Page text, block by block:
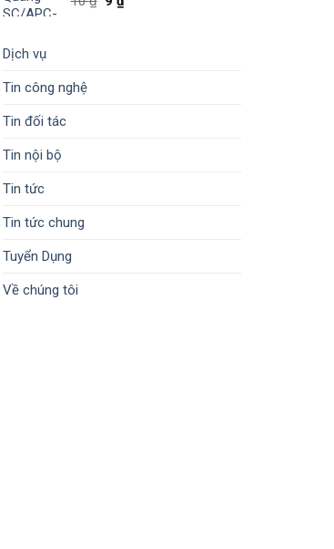
Dịch vụ
Tin công nghệ
Tin đối tác
Tin nội bộ
Tin tức
Tin tức chung
Tuyển Dụng
Về chúng tôi